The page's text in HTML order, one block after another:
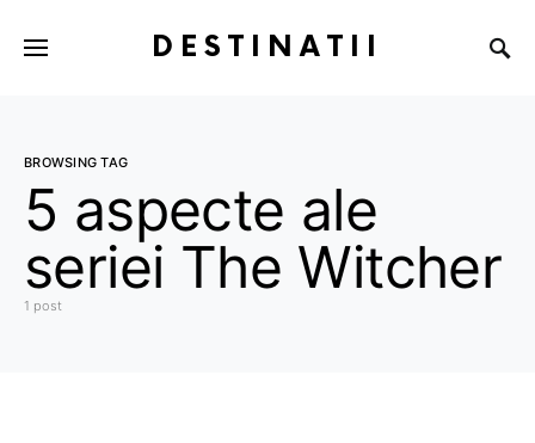
DESTINATII
BROWSING TAG
5 aspecte ale
seriei The Witcher
1 post